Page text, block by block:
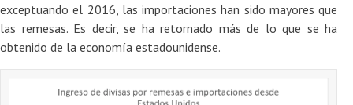
exceptuando el 2016, las importaciones han sido mayores que
las remesas. Es decir, se ha retornado más de lo que se ha
obtenido de la economía estadounidense.